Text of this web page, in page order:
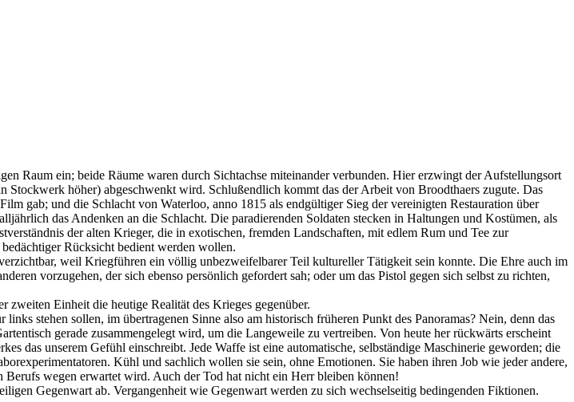
Raum ein; beide Räume waren durch Sichtachse miteinander verbunden. Hier erzwingt der Aufstellungsort
höher) abgeschwenkt wird. Schlußendlich kommt das der Arbeit von Broodthaers zugute. Das
gab; und die Schlacht von Waterloo, anno 1815 als endgültiger Sieg der vereinigten Restauration über
das Andenken an die Schlacht. Die paradierenden Soldaten stecken in Haltungen und Kostümen, als
der alten Krieger, die in exotischen, fremden Landschaften, mit edlem Rum und Tee zur
Rücksicht bedient werden wollen.
weil Kriegführen ein völlig unbezweifelbarer Teil kultureller Tätigkeit sein konnte. Die Ehre auch im
vorzugehen, der sich ebenso persönlich gefordert sah; oder um das Pistol gegen sich selbst zu richten,
zweiten Einheit die heutige Realität des Krieges gegenüber.
stehen sollen, im übertragenen Sinne also am historisch früheren Punkt des Panoramas? Nein, denn das
gerade zusammengelegt wird, um die Langeweile zu vertreiben. Von heute her rückwärts erscheint
das unserem Gefühl einschreibt. Jede Waffe ist eine automatische, selbständige Maschinerie geworden; die
Kühl und sachlich wollen sie sein, ohne Emotionen. Sie haben ihren Job wie jeder andere,
wegen erwartet wird. Auch der Tod hat nicht ein Herr bleiben können!
Gegenwart ab. Vergangenheit wie Gegenwart werden zu sich wechselseitig bedingenden Fiktionen.